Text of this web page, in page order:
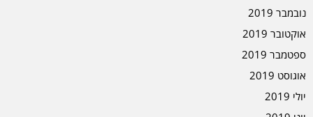
נובמבר 2019
אוקטובר 2019
ספטמבר 2019
אוגוסט 2019
יולי 2019